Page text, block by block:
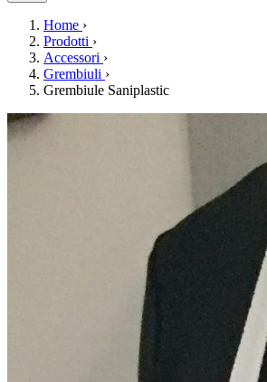
Home ›
Prodotti ›
Accessori ›
Grembiuli ›
Grembiule Saniplastic